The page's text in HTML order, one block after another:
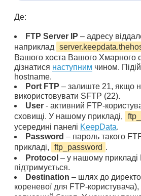
Де:
FTP Server IP – адресу
наприклад
Вашого хоста Вашого Хмарного
дізнатися наступним чином.
hostname.
Port FTP – залиште 21, якщо
використовувати SFTP (22).
User - активний FTP-
сховищі. У нашому прикладі,
усередині панелі KeepData.
Password – пароль такого
прикладі,
ftp_password .
Protocol – у нашому прикладі
підтримується.
Destination – шлях до
кореневої для FTP-користувача),